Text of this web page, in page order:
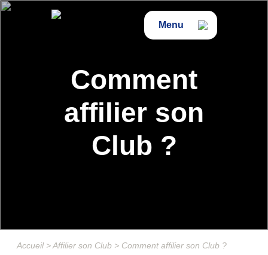
Menu
Comment
affilier son
Club ?
Accueil>Affilier son Club > Comment affilier son Club ?